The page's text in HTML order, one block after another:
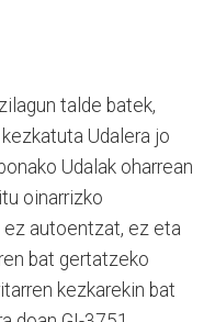
talde batek,
Udalera jo
Udalak oharrean
oinarrizko
autoentzat, ez eta
bat gertatzeko
kezkarekin bat